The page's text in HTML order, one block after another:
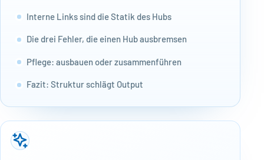
Interne Links sind die Statik des Hubs
Die drei Fehler, die einen Hub ausbremsen
Pflege: ausbauen oder zusammenführen
Fazit: Struktur schlägt Output